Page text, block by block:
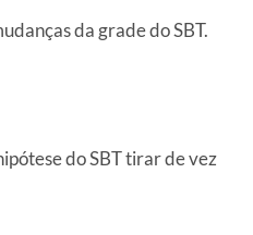
da grade do SBT.
do SBT tirar de vez